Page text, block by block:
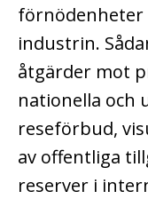
förnödenheter
industrin.
åtgärder mot
nationella och
reseförbud,
av offentliga
reserver i